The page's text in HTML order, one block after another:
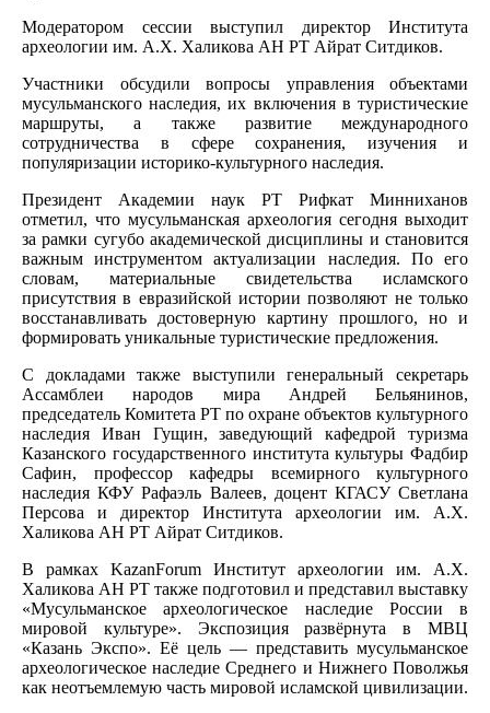
Модератором сессии выступил директор Института
археологии им. А.Х. Халикова АН РТ Айрат Ситдиков.
Участники обсудили вопросы управления объектами
мусульманского наследия, их включения в туристические
маршруты, а также развитие международного
сотрудничества в сфере сохранения, изучения и
популяризации историко-культурного наследия.
Президент Академии наук РТ Рифкат Минниханов
отметил, что мусульманская археология сегодня выходит
за рамки сугубо академической дисциплины и становится
важным инструментом актуализации наследия. По его
словам, материальные свидетельства исламского
присутствия в евразийской истории позволяют не только
восстанавливать достоверную картину прошлого, но и
формировать уникальные туристические предложения.
С докладами также выступили генеральный секретарь
Ассамблеи народов мира Андрей Бельянинов,
председатель Комитета РТ по охране объектов культурного
наследия Иван Гущин, заведующий кафедрой туризма
Казанского государственного института культуры Фадбир
Сафин, профессор кафедры всемирного культурного
наследия КФУ Рафаэль Валеев, доцент КГАСУ Светлана
Персова и директор Института археологии им. А.Х.
Халикова АН РТ Айрат Ситдиков.
В рамках KazanForum Институт археологии им. А.Х.
Халикова АН РТ также подготовил и представил выставку
«Мусульманское археологическое наследие России в
мировой культуре». Экспозиция развёрнута в МВЦ
«Казань Экспо». Её цель — представить мусульманское
археологическое наследие Среднего и Нижнего Поволжья
как неотъемлемую часть мировой исламской цивилизации.